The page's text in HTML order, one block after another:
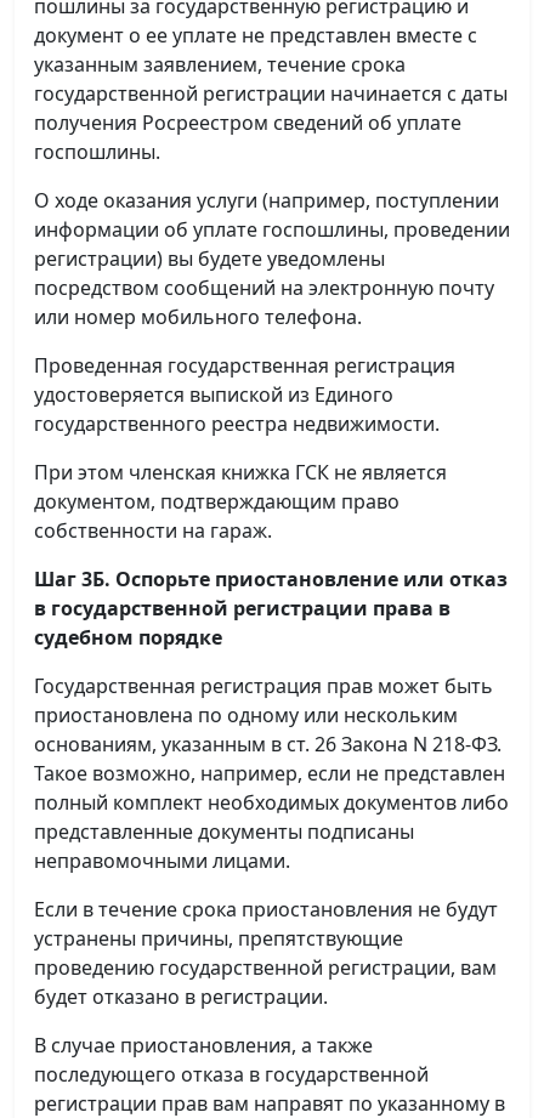
пошлины за государственную регистрацию и
документ о ее уплате не представлен вместе с
указанным заявлением, течение срока
государственной регистрации начинается с даты
получения Росреестром сведений об уплате
госпошлины.
О ходе оказания услуги (например, поступлении
информации об уплате госпошлины, проведении
регистрации) вы будете уведомлены
посредством сообщений на электронную почту
или номер мобильного телефона.
Проведенная государственная регистрация
удостоверяется выпиской из Единого
государственного реестра недвижимости.
При этом членская книжка ГСК не является
документом, подтверждающим право
собственности на гараж.
Шаг 3Б. Оспорьте приостановление или отказ
в государственной регистрации права в
судебном порядке
Государственная регистрация прав может быть
приостановлена по одному или нескольким
основаниям, указанным в ст. 26 Закона N 218-ФЗ.
Такое возможно, например, если не представлен
полный комплект необходимых документов либо
представленные документы подписаны
неправомочными лицами.
Если в течение срока приостановления не будут
устранены причины, препятствующие
проведению государственной регистрации, вам
будет отказано в регистрации.
В случае приостановления, а также
последующего отказа в государственной
регистрации прав вам направят по указанному в